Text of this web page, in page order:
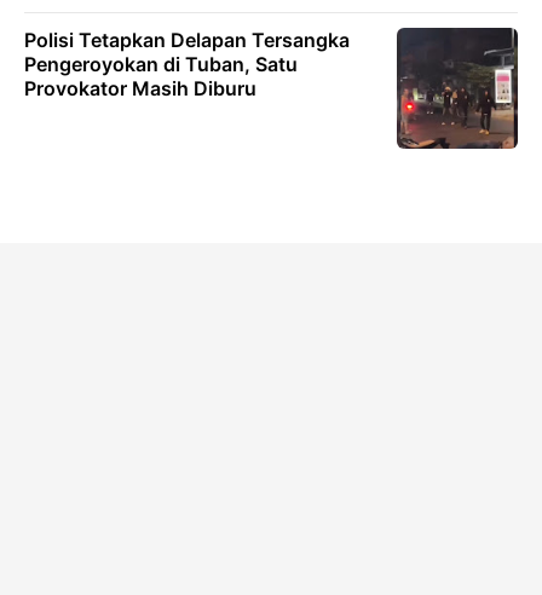
Polisi Tetapkan Delapan Tersangka
Pengeroyokan di Tuban, Satu
Provokator Masih Diburu